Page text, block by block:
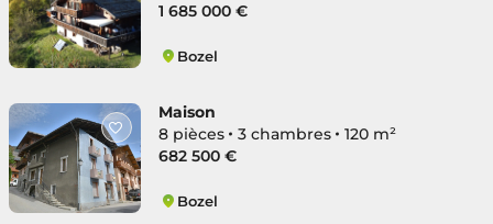
1 685 000 €
Bozel
Maison
8 pièces
3 chambres
120 m²
682 500 €
Bozel